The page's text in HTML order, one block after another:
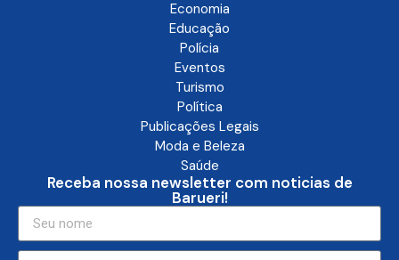
Economia
Educação
Polícia
Eventos
Turismo
Política
Publicações Legais
Moda e Beleza
Saúde
Receba nossa newsletter com noticias de
Barueri!